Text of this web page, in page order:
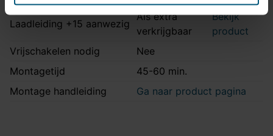
Laadleiding +15 aanwezig
Als extra
verkrijgbaar
Bekijk
product
Vrijschakelen nodig
Nee
Montagetijd
45-60 min.
Montage handleiding
Ga naar product pagina